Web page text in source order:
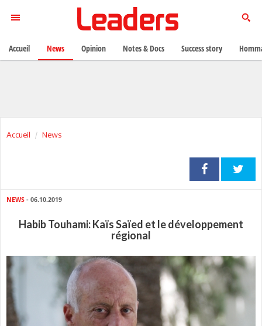
Accueil News
NEWS - 06.10.2019
Habib Touhami: Kaïs Saïed et le développement
régional
Accueil News Opinion Notes & Docs Success story